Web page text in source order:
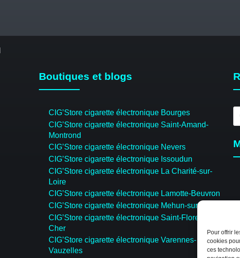
Pour offrir
cookies
ces
Boutiques et blogs
CIG’Store cigarette électronique Bourges
CIG’Store cigarette électronique Saint-Amand-
Montrond
CIG’Store cigarette électronique Nevers
CIG’Store cigarette électronique Issoudun
CIG’Store cigarette électronique La Charité-sur-
Loire
CIG’Store cigarette électronique Lamotte-Beuvron
CIG’Store cigarette électronique Mehun-sur-Yèvre
CIG’Store cigarette électronique Saint-Florent-sur-
Cher
CIG’Store cigarette électronique Varennes-
Vauzelles